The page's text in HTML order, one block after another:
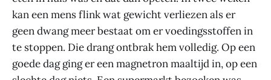
kan een mens flink wat gewicht verliezen als er
geen dwang meer bestaat om er voedingsstoffen in
te stoppen. Die drang ontbrak hem volledig. Op een
goede dag ging er een magnetron maaltijd in, op een